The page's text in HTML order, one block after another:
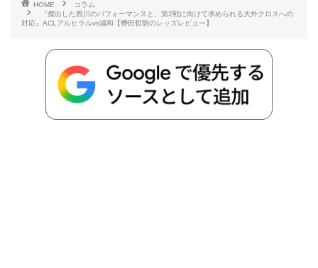
o e a o
e
HOME
コラム
『傑出した西川のパフォーマンスと、第2戦に向けて求められる大外クロスへの
対応』ACLアルヒラルvs浦和【轡田哲朗のレッズレビュー】